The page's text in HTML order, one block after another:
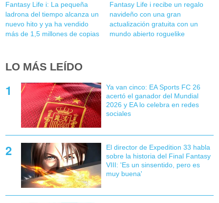
Fantasy Life i: La pequeña
ladrona del tiempo alcanza un
nuevo hito y ya ha vendido
más de 1,5 millones de copias
Fantasy Life i recibe un regalo
navideño con una gran
actualización gratuita con un
mundo abierto roguelike
LO MÁS LEÍDO
Ya van cinco: EA Sports FC 26
acertó el ganador del Mundial
2026 y EA lo celebra en redes
sociales
El director de Expedition 33 habla
sobre la historia del Final Fantasy
VIII: 'Es un sinsentido, pero es
muy buena'